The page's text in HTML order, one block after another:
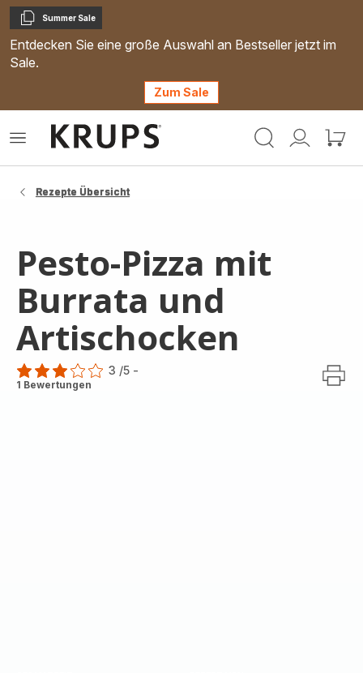
Kopieren
Summer Sale
Entdecken Sie eine große Auswahl an Bestseller jetzt im
Sale.
Zum Sale
Mein
Mein
Das
Rezepte Übersicht
Pesto-Pizza mit
Burrata und
Artischocken
Bewertung
3 /5 -
1 Bewertungen